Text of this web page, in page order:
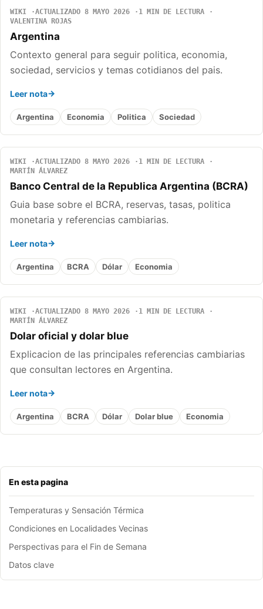
En esta pagina
Temperaturas y Sensación Térmica
Condiciones en Localidades Vecinas
Perspectivas para el Fin de Semana
Datos clave
WIKI ACTUALIZADO 8 MAYO 2026
1 MIN DE LECTURA
VALENTINA ROJAS
Argentina
Contexto general para seguir politica, economia,
sociedad, servicios y temas cotidianos del pais.
Leer nota
Argentina Economia Politica Sociedad
WIKI ACTUALIZADO 8 MAYO 2026
1 MIN DE LECTURA
MARTÍN ÁLVAREZ
Banco Central de la Republica Argentina (BCRA)
Guia base sobre el BCRA, reservas, tasas, politica
monetaria y referencias cambiarias.
Leer nota
Argentina BCRA Dólar Economia
WIKI ACTUALIZADO 8 MAYO 2026
1 MIN DE LECTURA
MARTÍN ÁLVAREZ
Dolar oficial y dolar blue
Explicacion de las principales referencias cambiarias
que consultan lectores en Argentina.
Leer nota
Argentina BCRA Dólar Dolar blue Economia